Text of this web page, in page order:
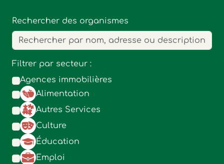
Rechercher des organismes
Filtrer par secteur :
Agences immobilières
Alimentation
Autres Services
Culture
Éducation
Emploi